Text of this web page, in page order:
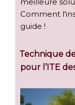
meilleure
Comment
guide !
Technique
pour l’ITE